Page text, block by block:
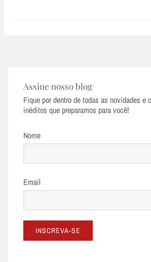
Assine nosso blog
Fique por dentro de todas as novidades e
inéditos que preparamos para você!
Nome
Email